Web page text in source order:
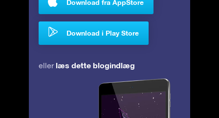
Download fra AppStore
Download i Play Store
eller læs dette blogindlæg